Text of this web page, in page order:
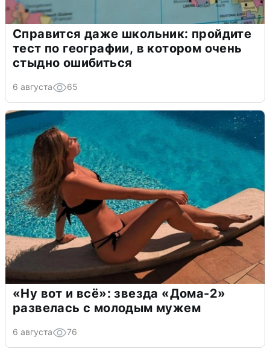
Справится даже школьник: пройдите
тест по географии, в котором очень
стыдно ошибиться
6 августа 65
«Ну вот и всё»: звезда «Дома-2»
развелась с молодым мужем
6 августа 76